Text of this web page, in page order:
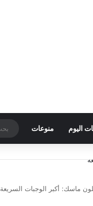
اليوم منوعات
ماسك: أكبر الوجبات السريعة